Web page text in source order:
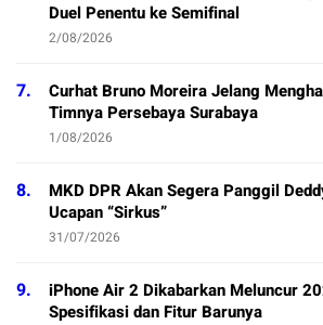
Duel Penentu ke Semifinal
2/08/2026
7.
Curhat Bruno Moreira Jelang
Timnya Persebaya Surabaya
1/08/2026
8.
MKD DPR Akan Segera Panggil
Ucapan “Sirkus”
31/07/2026
9.
iPhone Air 2 Dikabarkan Meluncur
Spesifikasi dan Fitur Barunya